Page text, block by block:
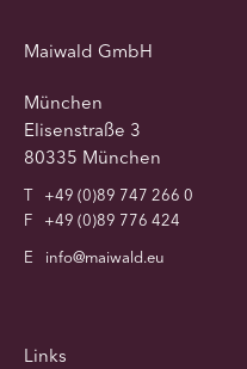
Maiwald GmbH
München
Elisenstraße 3
80335 München
T
+49 (0)89 747 266 0
F
+49 (0)89 776 424
E
info@maiwald.eu
Links